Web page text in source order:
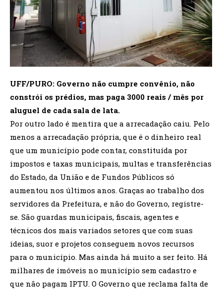
UFF/PURO: Governo não cumpre convênio, não
constrói os prédios, mas paga 3000 reais / mês por
aluguel de cada sala de lata.
Por outro lado é mentira que a arrecadação caiu. Pelo
menos a arrecadação própria, que é o dinheiro real
que um município pode contar, constituída por
impostos e taxas municipais, multas e transferências
do Estado, da União e de Fundos Públicos só
aumentou nos últimos anos. Graças ao trabalho dos
servidores da Prefeitura, e não do Governo, registre-
se. São guardas municipais, fiscais, agentes e
técnicos dos mais variados setores que com suas
ideias, suor e projetos conseguem novos recursos
para o município. Mas ainda há muito a ser feito. Há
milhares de imóveis no município sem cadastro e
que não pagam IPTU. O Governo que reclama falta de